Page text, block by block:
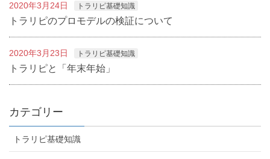
2020年3月24日 トラリピ基礎知識
トラリピのプロモデルの検証について
2020年3月23日 トラリピ基礎知識
トラリピと「年末年始」
カテゴリー
トラリピ基礎知識